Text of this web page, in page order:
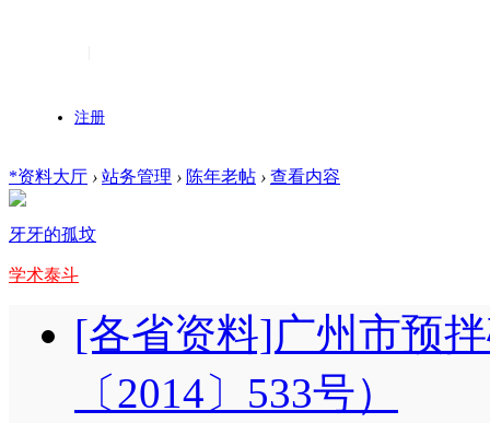
注册
*资料大厅 › 站务管理 › 陈年老帖 › 查看内容
牙牙的孤坟
学术泰斗
[各省资料]广州市预
〔2014〕533号）